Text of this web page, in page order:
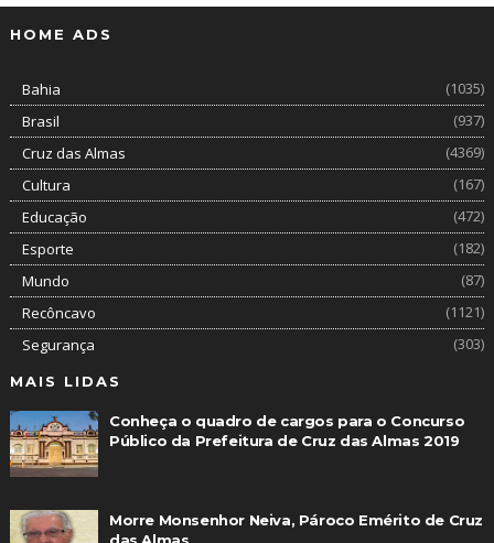
HOME ADS
Bahia
(1035)
Brasil
(937)
Cruz das Almas
(4369)
Cultura
(167)
Educação
(472)
Esporte
(182)
Mundo
(87)
Recôncavo
(1121)
Segurança
(303)
MAIS LIDAS
Conheça o quadro de cargos para o Concurso
Público da Prefeitura de Cruz das Almas 2019
Morre Monsenhor Neiva, Pároco Emérito de Cruz